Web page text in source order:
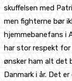
skuffelsen med
men fighterne bør
hjemmebanefans i
har stor respekt for
ønsker ham alt det
Danmark i år. Det